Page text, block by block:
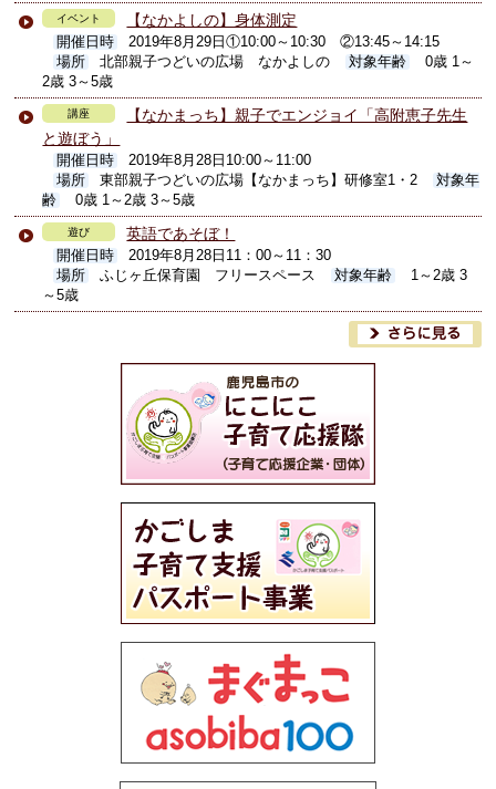
イベント 【なかよしの】身体測定
開催日時
2019年8月29日①10:00～10:30 ②13:45～14:15
場所
北部親子つどいの広場 なかよしの 対象年齢
0歳 1～
2歳 3～5歳
講座
【なかまっち】親子でエンジョイ「高附恵子先生
と遊ぼう」
開催日時
2019年8月28日10:00～11:00
場所
東部親子つどいの広場【なかまっち】研修室1・2
対象年
齢
0歳 1～2歳 3～5歳
遊び 英語であそぼ！
開催日時
2019年8月28日11：00～11：30
場所
ふじヶ丘保育園 フリースペース 対象年齢
1～2歳 3
～5歳